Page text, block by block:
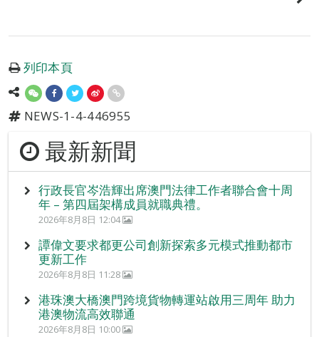
列印本頁
NEWS-1-4-446955
最新新聞
行政長官岑浩輝出席澳門法律工作者聯合會十周
年 – 第四屆架構成員就職典禮。
2026年8月8日 12:04
譚偉文要求都更公司創新探索多元模式推動都市
更新工作
2026年8月8日 11:28
港珠澳大橋澳門跨境貨物轉運站啟用三周年 助力
港澳物流高效聯通
2026年8月8日 10:00